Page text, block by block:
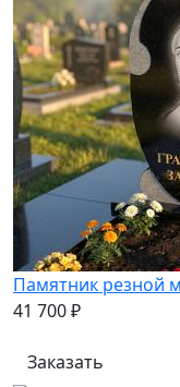
Памятник резной
41 700 ₽
Заказать